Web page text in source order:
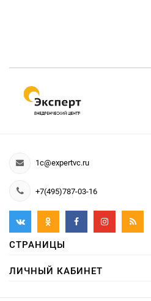
1c@expertvc.ru
+7(495)787-03-16
СТРАНИЦЫ
ЛИЧНЫЙ КАБИНЕТ